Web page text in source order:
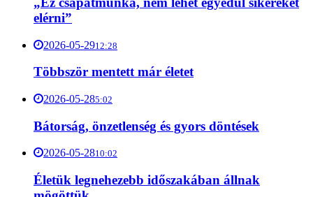
elérni”
2026-05-2912:28
Többször mentett már életet
2026-05-285:02
Bátorság, önzetlenség és gyors döntések
2026-05-2810:02
Életük legnehezebb időszakában állnak